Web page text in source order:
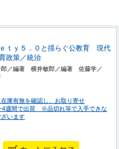
ｔｙ５．０と揺らぐ公教育 現代
政策／統治
郎／編著 横井敏郎／編著 佐藤学／
在庫有無を確認し、お取り寄せ
週間で出荷 ※品切れ等で入手できな
います